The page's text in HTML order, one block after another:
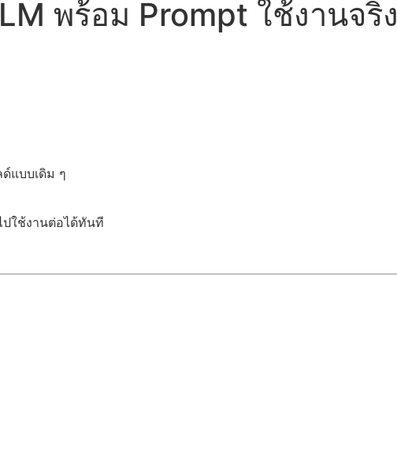
พร้อม Prompt ใช้งานจริง
แบบเดิม ๆ
ใช้งานต่อได้ทันที